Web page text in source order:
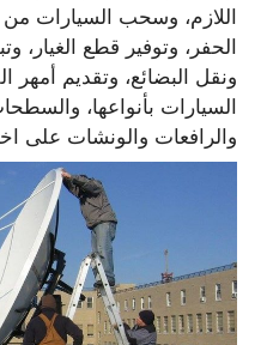
اللازم، وسحب السيارات من
الحفر، وتوفير قطع الغيار،
ونقل البضائع، وتقديم أمهر
السيارات بأنواعها،
والرافعات والونشات على